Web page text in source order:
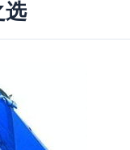
选